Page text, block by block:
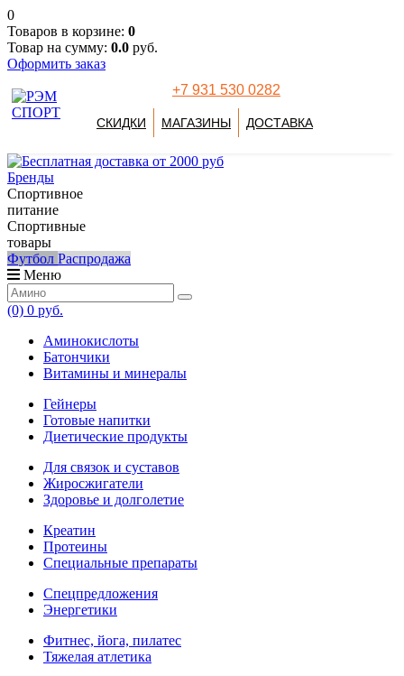
0
Товаров в корзине: 0
Товар на сумму: 0.0 руб.
Оформить заказ
+7 931 530 0282
СКИДКИ МАГАЗИНЫ ДОСТАВКА
Бренды
Спортивное
питание
Спортивные
товары
Футбол Распродажа
Меню
(0) 0 руб.
Аминокислоты
Батончики
Витамины и минералы
Гейнеры
Готовые напитки
Диетические продукты
Для связок и суставов
Жиросжигатели
Здоровье и долголетие
Креатин
Протеины
Специальные препараты
Спецпредложения
Энергетики
Фитнес, йога, пилатес
Тяжелая атлетика